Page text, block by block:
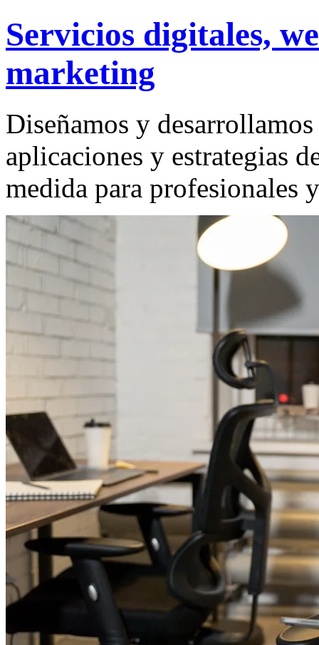
Servicios digitales,
marketing
Diseñamos y
aplicaciones y estrategias
medida para profesionales